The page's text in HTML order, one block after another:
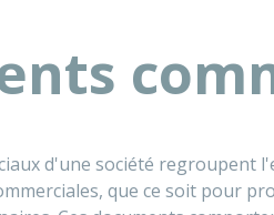
d'une société regroupent
que ce soit pour